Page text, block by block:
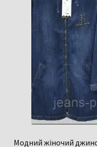
Модний жіночий